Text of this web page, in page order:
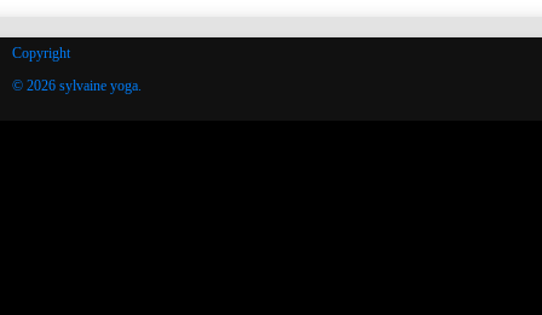
Copyright
© 2026 sylvaine yoga.